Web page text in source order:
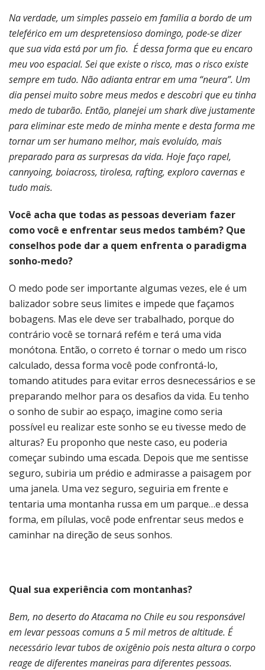
Na verdade, um simples passeio em família a bordo de um
teleférico em um despretensioso domingo, pode-se dizer
que sua vida está por um fio. É dessa forma que eu encaro
meu voo espacial. Sei que existe o risco, mas o risco existe
sempre em tudo. Não adianta entrar em uma “neura”. Um
dia pensei muito sobre meus medos e descobri que eu tinha
medo de tubarão. Então, planejei um shark dive justamente
para eliminar este medo de minha mente e desta forma me
tornar um ser humano melhor, mais evoluído, mais
preparado para as surpresas da vida. Hoje faço rapel,
cannyoing, boiacross, tirolesa, rafting, exploro cavernas e
tudo mais.
Você acha que todas as pessoas deveriam fazer
como você e enfrentar seus medos também? Que
conselhos pode dar a quem enfrenta o paradigma
sonho-medo?
O medo pode ser importante algumas vezes, ele é um
balizador sobre seus limites e impede que façamos
bobagens. Mas ele deve ser trabalhado, porque do
contrário você se tornará refém e terá uma vida
monótona. Então, o correto é tornar o medo um risco
calculado, dessa forma você pode confrontá-lo,
tomando atitudes para evitar erros desnecessários e se
preparando melhor para os desafios da vida. Eu tenho
o sonho de subir ao espaço, imagine como seria
possível eu realizar este sonho se eu tivesse medo de
alturas? Eu proponho que neste caso, eu poderia
começar subindo uma escada. Depois que me sentisse
seguro, subiria um prédio e admirasse a paisagem por
uma janela. Uma vez seguro, seguiria em frente e
tentaria uma montanha russa em um parque…e dessa
forma, em pílulas, você pode enfrentar seus medos e
caminhar na direção de seus sonhos.
Qual sua experiência com montanhas?
Bem, no deserto do Atacama no Chile eu sou responsável
em levar pessoas comuns a 5 mil metros de altitude. É
necessário levar tubos de oxigênio pois nesta altura o corpo
reage de diferentes maneiras para diferentes pessoas.